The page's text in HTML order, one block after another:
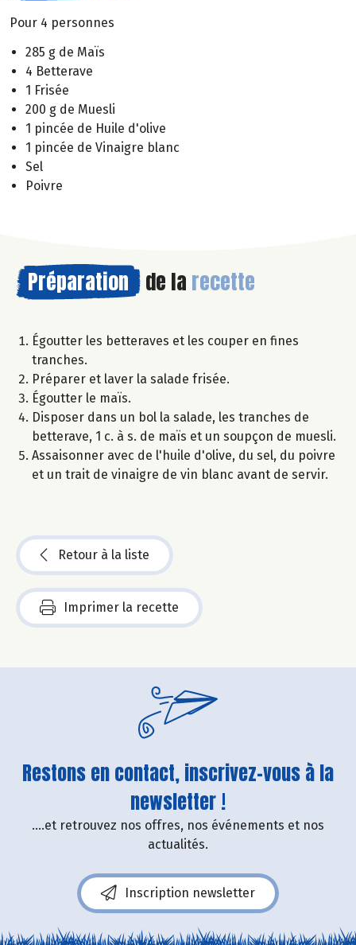
Pour 4 personnes
285 g de Maïs
4 Betterave
1 Frisée
200 g de Muesli
1 pincée de Huile d'olive
1 pincée de Vinaigre blanc
Sel
Poivre
Préparation de la recette
Égoutter les betteraves et les couper en fines
tranches.
Préparer et laver la salade frisée.
Égoutter le maïs.
Disposer dans un bol la salade, les tranches de
betterave, 1 c. à s. de maïs et un soupçon de muesli.
Assaisonner avec de l'huile d'olive, du sel, du poivre
et un trait de vinaigre de vin blanc avant de servir.
Retour à la liste
Imprimer la recette
Restons en contact, inscrivez-vous à la
newsletter !
....et retrouvez nos offres, nos événements et nos
actualités.
Inscription newsletter